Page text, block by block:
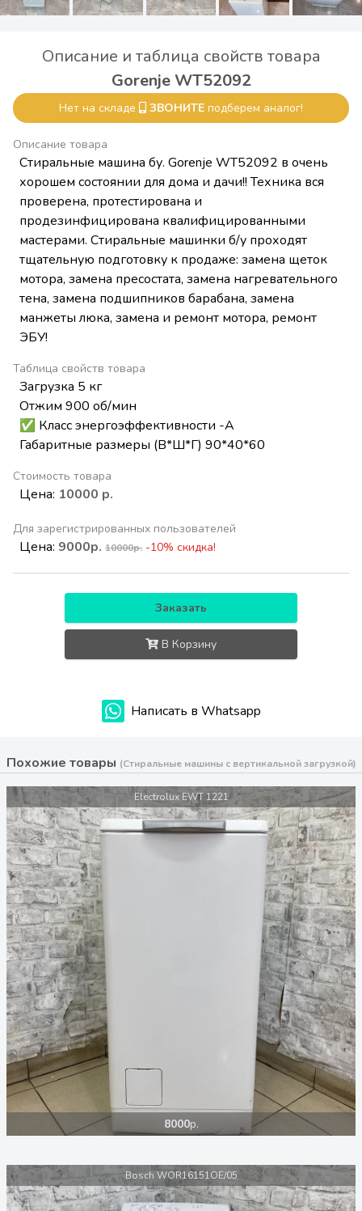
Описание и таблица свойств товара
Gorenje WT52092
Нет на складе ЗВОНИТЕ подберем аналог!
Описание товара
Стиральные машина бу. Gorenje WT52092 в очень
хорошем состоянии для дома и дачи!! Техника вся
проверена, протестирована и
продезинфицирована квалифицированными
мастерами. Стиральные машинки б/у проходят
тщательную подготовку к продаже: замена щеток
мотора, замена пресостата, замена нагревательного
тена, замена подшипников барабана, замена
манжеты люка, замена и ремонт мотора, ремонт
ЭБУ!
Таблица свойств товара
Загрузка 5 кг
Отжим 900 об/мин
✅ Класс энергоэффективности -А
Габаритные размеры (В*Ш*Г) 90*40*60
Стоимость товара
Цена: 10000 р.
Для зарегистрированных пользователей
Цена: 9000р. 10000р. -10% скидка!
Заказать
В Корзину
Написать в Whatsapp
Похожие товары (Стиральные машины с вертикальной загрузкой)
Electrolux EWT 1221
8000р.
Bosch WOR16151OE/05